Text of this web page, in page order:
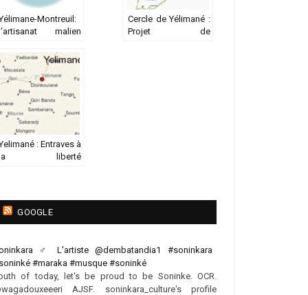
Montreuil:
l’artisanat malien
Cercle de Yélimané :
Projet de
: Entraves à
la liberté
GOOGLE
‍♂️ L'artiste @dembatandia1 #soninkara
#maraka #musque #soninké
of today, let's be proud to be Soninke. OCR.
AJSF. soninkara_culture's profile